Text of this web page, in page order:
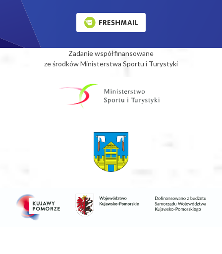
Zadanie współfinansowane
ze środków Ministerstwa Sportu i Turystyki